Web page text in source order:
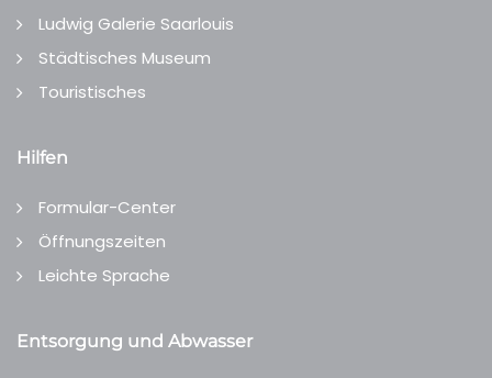
Ludwig Galerie Saarlouis
Städtisches Museum
Touristisches
Hilfen
Formular-Center
Öffnungszeiten
Leichte Sprache
Entsorgung und Abwasser